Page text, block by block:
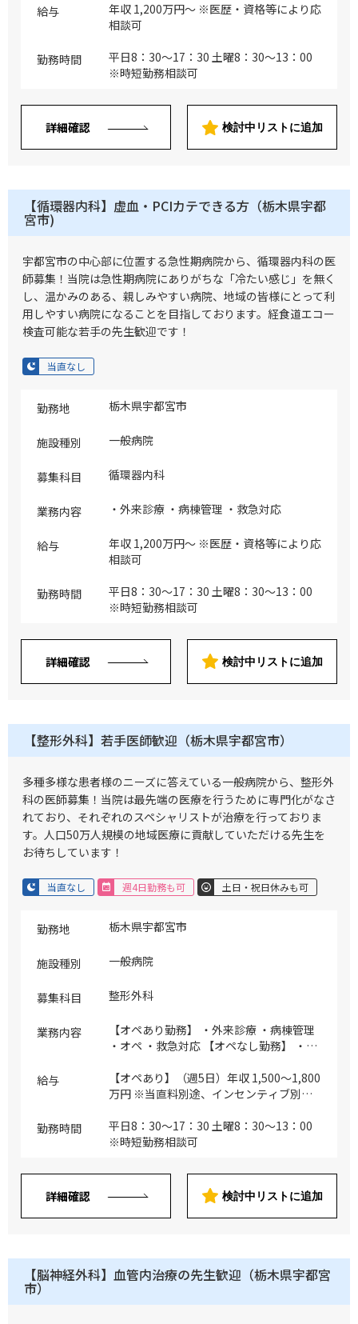
給与
年収 1,200万円～ ※医歴・資格等により応
相談可
勤務時間
平日8：30～17：30 土曜8：30～13：00
※時短勤務相談可
詳細確認 検討中リストに追加
【循環器内科】虚血・PCIカテできる方（栃木県宇都
宮市)
宇都宮市の中心部に位置する急性期病院から、循環器内科の医
師募集！当院は急性期病院にありがちな「冷たい感じ」を無く
し、温かみのある、親しみやすい病院、地域の皆様にとって利
用しやすい病院になることを目指しております。経食道エコー
検査可能な若手の先生歓迎です！
当直なし
勤務地 栃木県宇都宮市
施設種別 一般病院
募集科目 循環器内科
業務内容 ・外来診療 ・病棟管理 ・救急対応
給与
年収 1,200万円～ ※医歴・資格等により応
相談可
勤務時間
平日8：30～17：30 土曜8：30～13：00
※時短勤務相談可
詳細確認 検討中リストに追加
【整形外科】若手医師歓迎（栃木県宇都宮市）
多種多様な患者様のニーズに答えている一般病院から、整形外
科の医師募集！当院は最先端の医療を行うために専門化がなさ
れており、それぞれのスペシャリストが治療を行っておりま
す。人口50万人規模の地域医療に貢献していただける先生を
お待ちしています！
当直なし 週4日勤務も可 土日・祝日休みも可
勤務地 栃木県宇都宮市
施設種別 一般病院
募集科目 整形外科
業務内容
【オペあり勤務】 ・外来診療 ・病棟管理
・オペ ・救急対応 【オペなし勤務】 ・外
給与
【オペあり】（週5日）年収 1,500～1,800
万円 ※当直料別途、インセンティブ別途
務日数、勤務内容に応じて決定
勤務時間
平日8：30～17：30 土曜8：30～13：00
※時短勤務相談可
詳細確認 検討中リストに追加
【脳神経外科】血管内治療の先生歓迎（栃木県宇都宮
市）